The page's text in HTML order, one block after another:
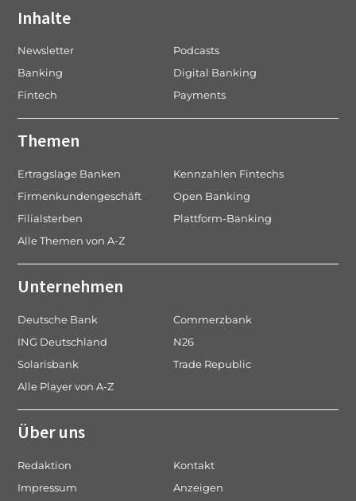
Inhalte
Newsletter
Podcasts
Banking
Digital Banking
Fintech
Payments
Themen
Ertragslage Banken
Kennzahlen Fintechs
Firmenkundengeschäft
Open Banking
Filialsterben
Plattform-Banking
Alle Themen von A-Z
Unternehmen
Deutsche Bank
Commerzbank
ING Deutschland
N26
Solarisbank
Trade Republic
Alle Player von A-Z
Über uns
Redaktion
Kontakt
Impressum
Anzeigen